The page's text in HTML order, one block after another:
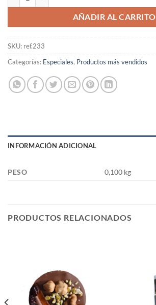
AÑADIR AL CARRITO
SKU: ref.233
Categorías: Especiales, Productos más vendidos
INFORMACIÓN ADICIONAL
PESO 0,100 kg
PRODUCTOS RELACIONADOS